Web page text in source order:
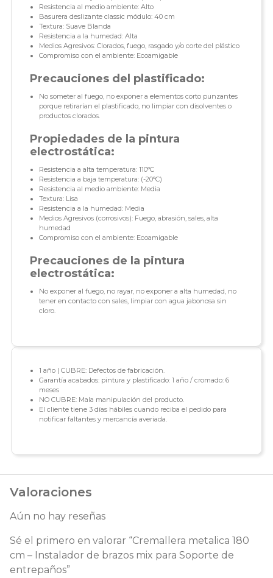
Resistencia al medio ambiente: Alto
Basurera deslizante classic módulo: 40 cm
Textura: Suave Blanda
Resistencia a la humedad: Alta
Medios Agresivos: Clorados, fuego, rasgado y/o corte del plástico
Compromiso con el ambiente: Ecoamigable
Precauciones del plastificado:
No someter al fuego, no exponer a elementos corto punzantes
porque retirarían el plastificado, no limpiar con disolventes o
productos clorados.
Propiedades de la pintura
electrostática:
Resistencia a alta temperatura: 110°C
Resistencia a baja temperatura: (-20°C)
Resistencia al medio ambiente: Media
Textura: Lisa
Resistencia a la humedad: Media
Medios Agresivos (corrosivos): Fuego, abrasión, sales, alta
humedad
Compromiso con el ambiente: Ecoamigable
Precauciones de la pintura
electrostática:
No exponer al fuego, no rayar, no exponer a alta humedad, no
tener en contacto con sales, limpiar con agua jabonosa sin
cloro.
1 año | CUBRE: Defectos de fabricación.
Garantía acabados: pintura y plastificado: 1 año / cromado: 6
meses
NO CUBRE: Mala manipulación del producto.
El cliente tiene 3 días hábiles cuando reciba el pedido para
notificar faltantes y mercancía averiada.
Valoraciones
Aún no hay reseñas
Sé el primero en valorar “Cremallera metalica 180
cm – Instalador de brazos mix para Soporte de
entrepaños”